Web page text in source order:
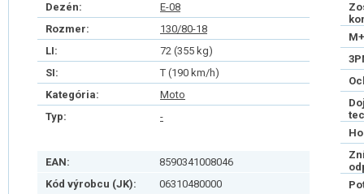
Dezén:
E-08
Rozmer:
130/80-18
LI:
72 (355 kg)
SI:
T (190 km/h)
Kategória:
Moto
Typ:
-
EAN:
8590341008046
Kód výrobcu (JK):
06310480000